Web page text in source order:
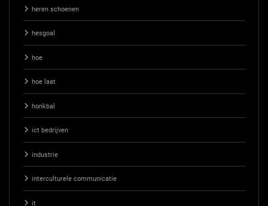
heren schoenen
hesgoal
hoe
hoe laat
honkbal
ict bedrijven
industrie
interculturele communicatie
it